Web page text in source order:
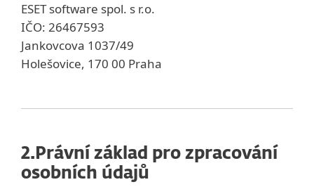
ESET software spol. s r.o.
IČO: 26467593
Jankovcova 1037/49
Holešovice, 170 00 Praha
2. Právní základ pro zpracování
osobních údajů